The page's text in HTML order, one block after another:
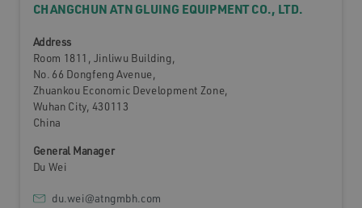
CHANGCHUN ATN GLUING EQUIPMENT CO., LTD.
Address
Room 1811, Jinliwu Building,
No. 66 Dongfeng Avenue,
Zhuankou Economic Development Zone,
Wuhan City, 430113
China
General Manager
Du Wei
du.wei@atngmbh.com